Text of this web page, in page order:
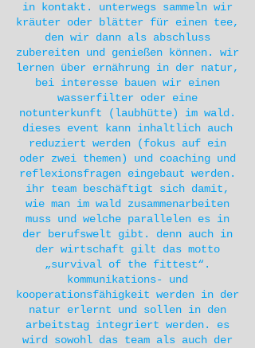
in kontakt. unterwegs sammeln wir
kräuter oder blätter für einen tee,
den wir dann als abschluss
zubereiten und genießen können. wir
lernen über ernährung in der natur,
bei interesse bauen wir einen
wasserfilter oder eine
notunterkunft (laubhütte) im wald.
dieses event kann inhaltlich auch
reduziert werden (fokus auf ein
oder zwei themen) und coaching und
reflexionsfragen eingebaut werden.
ihr team beschäftigt sich damit,
wie man im wald zusammenarbeiten
muss und welche parallelen es in
der berufswelt gibt. denn auch in
der wirtschaft gilt das motto
„survival of the fittest“.
kommunikations- und
kooperationsfähigkeit werden in der
natur erlernt und sollen in den
arbeitstag integriert werden. es
wird sowohl das team als auch der